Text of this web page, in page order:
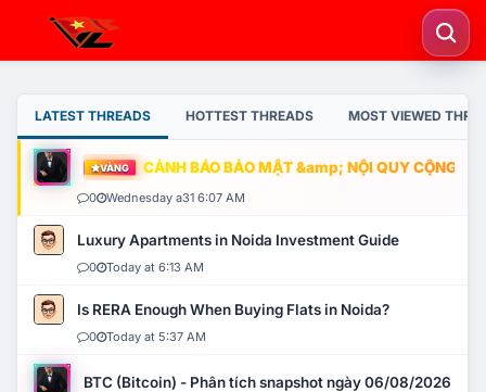
LATEST THREADS HOTTEST THREADS MOST VIEWED
VÀNG CẢNH BÁO BẢO MẬT &amp; NỘI QUY CỘNG
0 Wednesday a31 6:07 AM
Luxury Apartments in Noida Investment Guide
0 Today at 6:13 AM
Is RERA Enough When Buying Flats in Noida?
0 Today at 5:37 AM
BTC (Bitcoin) - Phân tích snapshot ngày 06/08/2026